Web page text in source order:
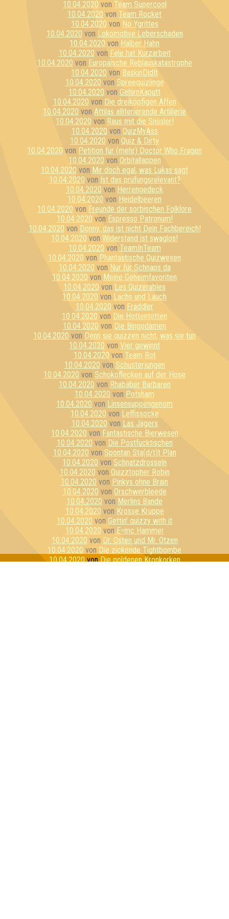
10.04.2020 von Team Supercool
10.04.2020 von Team Rocket
10.04.2020 von No Ygrittes
10.04.2020 von Lokomotive Leberschaden
10.04.2020 von Halber Hahn
10.04.2020 von Fele hat Kurzarbeit
10.04.2020 von Europäische Reblauskatastrophe
10.04.2020 von BaskinDidIt
10.04.2020 von Spreequizlinge
10.04.2020 von GehirnKaputt
10.04.2020 von Die dreiköpfigen Affen
10.04.2020 von Attilas alliterierende Artillerie
10.04.2020 von Raus mit die Snüsler!
10.04.2020 von QuizMyAss
10.04.2020 von Quiz & Dirty
10.04.2020 von Petition für (mehr) Doctor Who Fragen
10.04.2020 von Orbitallappen
10.04.2020 von Mir doch egal, was Lukas sagt
10.04.2020 von Ist das prüfungsrelevant?
10.04.2020 von Herrengedeck
10.04.2020 von Heidelbeeren
10.04.2020 von Freunde der sorbischen Folklore
10.04.2020 von Espresso Patronum!
10.04.2020 von Donny, das ist nicht Dein Fachbereich!
10.04.2020 von Widerstand ist swaglos!
10.04.2020 von TeamInTeam
10.04.2020 von Phantastische Quizwesen
10.04.2020 von Nur für Schnaps da
10.04.2020 von Meine Geheimfavoriten
10.04.2020 von Les Quizerables
10.04.2020 von Lachs und Lauch
10.04.2020 von Fraddler
10.04.2020 von Die Hottentotten
10.04.2020 von Die Bingodamen
10.04.2020 von Denn sie quizzen nicht, was sie tun
10.04.2020 von Vier gewinnt
10.04.2020 von Team Rot
10.04.2020 von Schusterjungen
10.04.2020 von Schokoflecken auf der Hose
10.04.2020 von Rhababer Barbaren
10.04.2020 von Potsham
10.04.2020 von Linsensuppengenom
10.04.2020 von Leffissocke
10.04.2020 von Las Jägers
10.04.2020 von Fantastische Bierwesen
10.04.2020 von Die Postfucktischen
10.04.2020 von Spontan Sta(d/t)t Plan
10.04.2020 von Schnatzdrosseln
10.04.2020 von Quizztopher Robin
10.04.2020 von Pinkys ohne Brain
10.04.2020 von Orschwerbleede
10.04.2020 von Merlins Bande
10.04.2020 von Krosse Kruppe
10.04.2020 von Gettin' quizzy with it
10.04.2020 von E=mc Hammer
10.04.2020 von Dr. Osten und Mr. Otzen
10.04.2020 von Die zickende Tightbombe
10.04.2020vonDie goldenen Kronkorken